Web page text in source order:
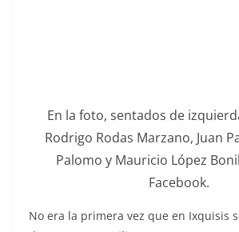
En la foto, sentados de
Rodrigo Rodas Marzano, Juan
Palomo y Mauricio López
Facebook.
No era la primera vez que en Ixquisis